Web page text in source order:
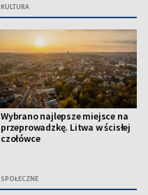
KULTURA
Wybrano najlepsze miejsce na
przeprowadzkę. Litwa w ścisłej
czołówce
SPOŁECZNE